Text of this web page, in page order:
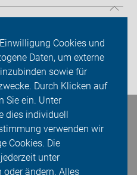
Cookies und
Daten, um externe
sowie für
Durch Klicken auf
Sie ein. Unter
dies individuell
verwenden wir
Cookies. Die
unter
oder ändern. Alles